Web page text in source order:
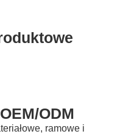
ODM
ramowe i